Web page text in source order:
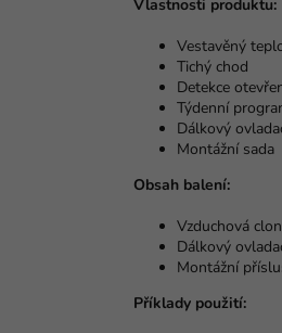
Vlastnosti produktu:
Vestavěný
Tichý chod
Detekce
Týdenní
Dálkový
Montážní sada
Obsah balení:
Vzduchová
Dálkový
Montážní
Příklady použití: